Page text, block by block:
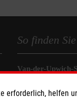
So finden
Van-der-Upwich-
erforderlich, helfen